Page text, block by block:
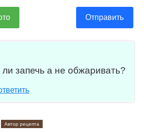
Отправить
запечь а не обжаривать?
Автор рецепта